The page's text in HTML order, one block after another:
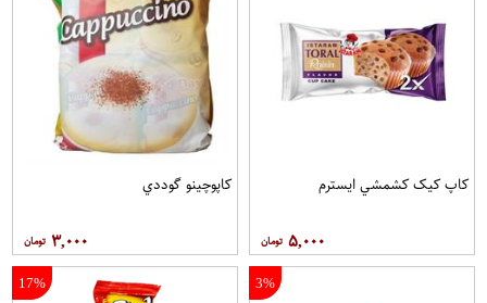
کاپ کيک کشمشي ايسترم
۵,۰۰۰
کاپوچينو گوددي
۳,۰۰۰
3%
17%